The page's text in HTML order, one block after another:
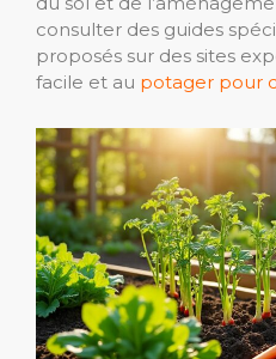
consulter des guides
proposés sur des sites
facile et au potager pour